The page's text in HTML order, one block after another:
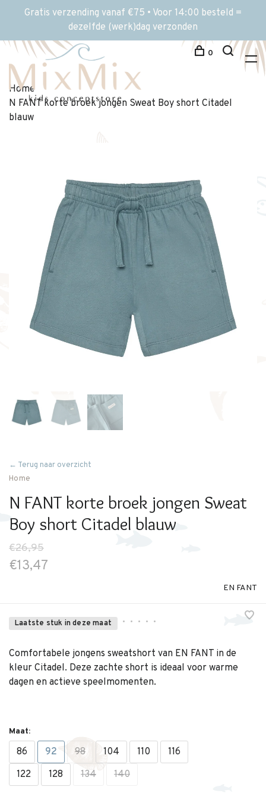
Gratis verzending vanaf €75 • Voor 14:00 besteld =
dezelfde (werk)dag verzonden
0
Home
N FANT korte broek jongen Sweat Boy short Citadel
blauw
← Terug naar overzicht
Home
N FANT korte broek jongen Sweat
Boy short Citadel blauw
€26,95
€13,47
EN FANT
Laatste stuk in deze maat • • • • •
Comfortabele jongens sweatshort van EN FANT in de
kleur Citadel. Deze zachte short is ideaal voor warme
dagen en actieve speelmomenten.
Maat:
86 92 98 104 110
116
122
128 134 140